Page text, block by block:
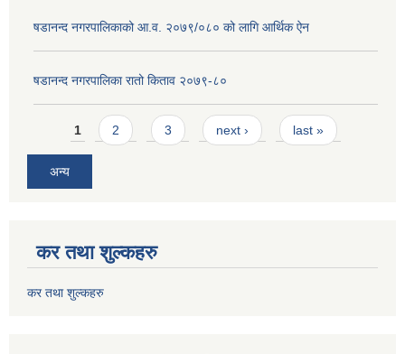
षडानन्द नगरपालिकाको आ.व. २०७९/०८० को लागि आर्थिक ऐन
षडानन्द नगरपालिका रातो किताव २०७९-८०
Pages
1 2 3 next › last »
अन्य
कर तथा शुल्कहरु
कर तथा शुल्कहरु